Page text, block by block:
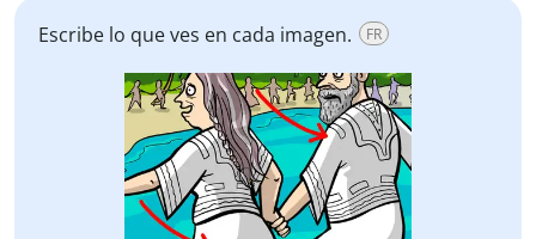
Escribe lo que ves en cada imagen. FR